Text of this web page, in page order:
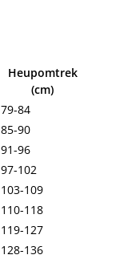
Heupomtrek
(cm)
79-84
85-90
91-96
97-102
103-109
110-118
119-127
128-136